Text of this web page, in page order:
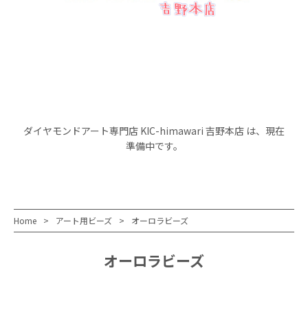
ダイヤモンドアート専門店 KIC-himawari 吉野本店 は、現在
準備中です。
Home アート用ビーズ オーロラビーズ
オーロラビーズ